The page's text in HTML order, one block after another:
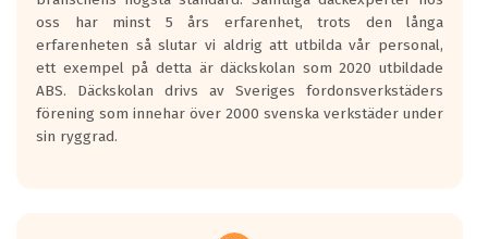
Inga D eller G betyg delas ut för
personbilar och lätta lastbilar.
Betyget sätts efter ett test där däcken
skall bromsa in på en väg där det ligger
0.5-1.5 mm vatten.
I 80km/h kommer skillnaden på
oss har minst 5 års erfarenhet, trots den långa
erfarenheten så slutar vi aldrig att utbilda vår personal,
ett exempel på detta är däckskolan som 2020 utbildade
ABS. Däckskolan drivs av Sveriges fordonsverkstäders
förening som innehar över 2000 svenska verkstäder under
sin ryggrad.